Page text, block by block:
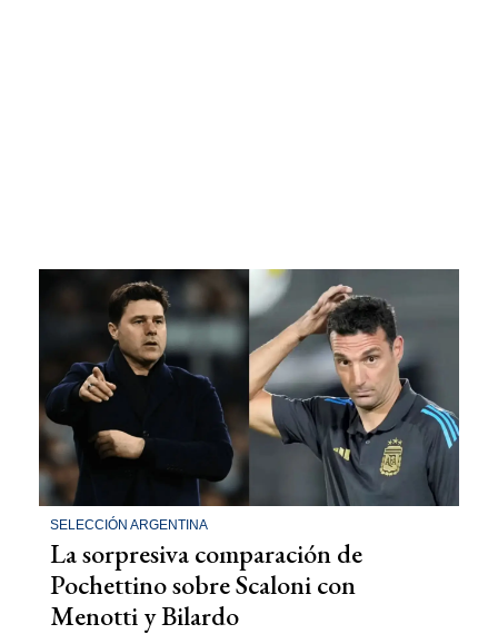
SELECCIÓN ARGENTINA
La sorpresiva comparación de
Pochettino sobre Scaloni con
Menotti y Bilardo